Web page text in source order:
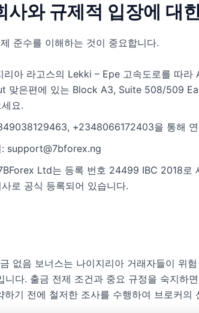
와 규제적 입장에 대
준수를 이해하는 것이 중요합니다.
리아 라고스의 Lekki – Epe 고속도로를 따라
맞은편에 있는 Block A3, Suite 508/509
요.
+2348066172403을 통해 연
: support@7bforex.ng
Ltd는 등록 번호 24499 IBC 2018로
로 공식 등록되어 있습니다.
없음 보너스는 나이지리아 거래자들이 위
니다. 출금 전제 조건과 중요 규정을 숙지하
하기 전에 철저한 조사를 수행하여 브로커의